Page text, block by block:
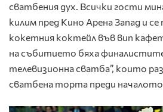
сватбения дух. Всички гости
килим пред Кино Арена Запад и
кокетния коктейл във вип
на събитието бяха
телевизионна сватба”, които
сватбена торта преди